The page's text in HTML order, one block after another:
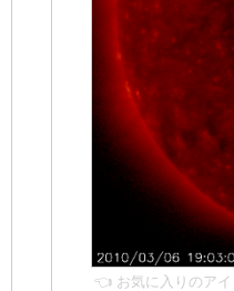
👈 お気に入りのアイ